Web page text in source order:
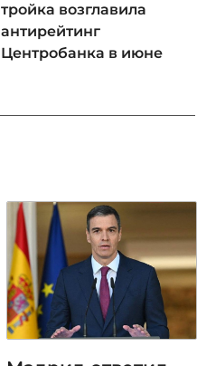
тройка возглавила
антирейтинг
Центробанка в июне